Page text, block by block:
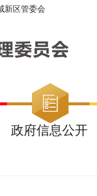
新区管委会
政府信息公开